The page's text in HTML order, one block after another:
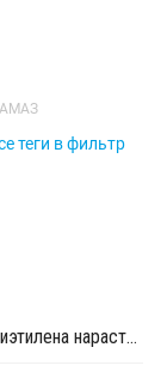
теги в фильтр
Удмуртский производитель вспененного полиэтилена нарастит выпуск на 15%